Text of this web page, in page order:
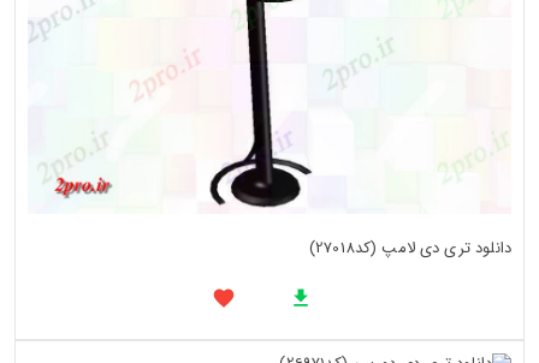
دانلود تری دی لامپ (کد27018)